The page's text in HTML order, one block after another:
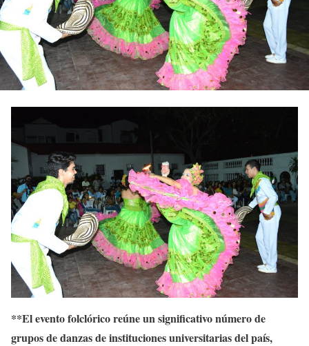
**El evento folclórico reúne un significativo número de
grupos de danzas de instituciones universitarias del país,